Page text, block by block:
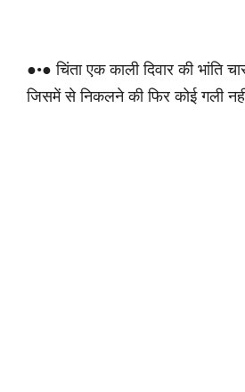
●•● चिंता एक काली दिवार की भांति
जिसमें से निकलने की फिर कोई गली